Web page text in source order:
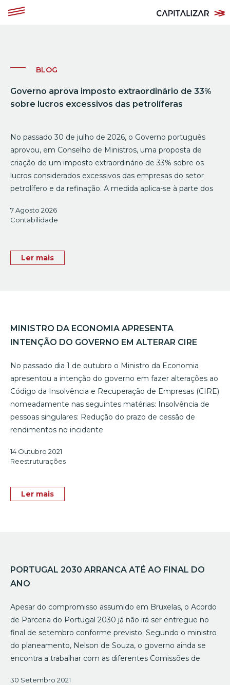
BLOG
Governo aprova imposto extraordinário de 33%
sobre lucros excessivos das petrolíferas
No passado 30 de julho de 2026, o Governo português
aprovou, em Conselho de Ministros, uma proposta de
criação de um imposto extraordinário de 33% sobre os
lucros considerados excessivos das empresas do setor
petrolífero e da refinação. A medida aplica-se à parte dos
7 Agosto 2026
Contabilidade
Ler mais
MINISTRO DA ECONOMIA APRESENTA
INTENÇÃO DO GOVERNO EM ALTERAR CIRE
No passado dia 1 de outubro o Ministro da Economia
apresentou a intenção do governo em fazer alterações ao
Código da Insolvência e Recuperação de Empresas (CIRE)
nomeadamente nas seguintes matérias: Insolvência de
pessoas singulares: Redução do prazo de cessão de
rendimentos no incidente
14 Outubro 2021
Reestruturações
Ler mais
PORTUGAL 2030 ARRANCA ATÉ AO FINAL DO
ANO
Apesar do compromisso assumido em Bruxelas, o Acordo
de Parceria do Portugal 2030 já não irá ser entregue no
final de setembro conforme previsto. Segundo o ministro
do planeamento, Nelson de Souza, o governo ainda se
encontra a trabalhar com as diferentes Comissões de
30 Setembro 2021